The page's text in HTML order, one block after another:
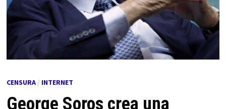
CENSURA/ INTERNET
George Soros crea una